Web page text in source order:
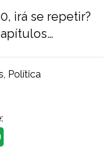
irá se repetir?
Política